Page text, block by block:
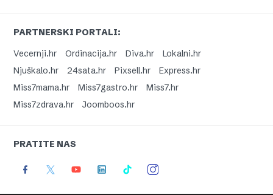
PARTNERSKI PORTALI:
Vecernji.hr
Ordinacija.hr Diva.hr
Lokalni.hr
Njuškalo.hr
24sata.hr Pixsell.hr
Express.hr
Miss7mama.hr
Miss7gastro.hr
Miss7.hr
Miss7zdrava.hr
Joomboos.hr
PRATITE NAS